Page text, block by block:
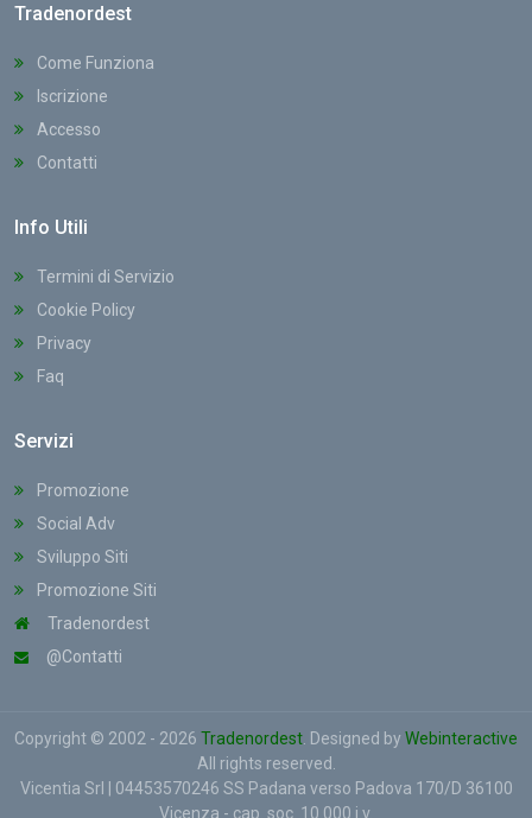
Tradenordest
Come Funziona
Iscrizione
Accesso
Contatti
Info Utili
Termini di Servizio
Cookie Policy
Privacy
Faq
Servizi
Promozione
Social Adv
Sviluppo Siti
Promozione Siti
Tradenordest
@Contatti
Copyright © 2002 - 2026 Tradenordest. Designed by Webinteractive
All rights reserved.
Vicentia Srl | 04453570246 SS Padana verso Padova 170/D 36100
Vicenza - cap. soc. 10.000 i.v.